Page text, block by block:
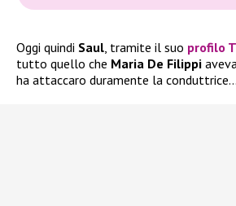
Oggi quindi Saul , tramite il suo profilo
tutto quello che Maria De Filippi
ha attaccaro duramente la conduttrice…